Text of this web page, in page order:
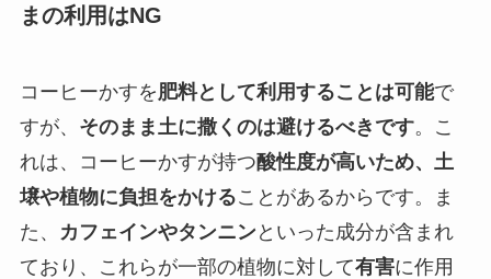
まの利用はNG
コーヒーかすを肥料として利用することは可能で
すが、 そのまま土に撒くのは避けるべきです。こ
れは、コーヒーかすが持つ酸性度が高いため、土
壌や植物に負担をかけることがあるからです。ま
た、
カフェインやタンニンといった成分が含まれ
ており、これらが一部の植物に対して有害に作用